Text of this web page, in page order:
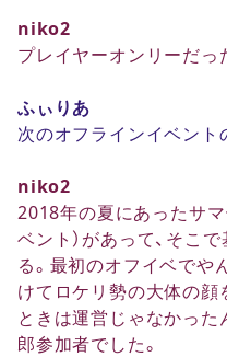
niko2
プレイヤーオンリーだっ
ふぃりあ
次のオフラインイベント
niko2
2018年の夏にあったサマ
ベント）があって、そこ
る。最初のオフイベでや
けてロケリ勢の大体の顔
ときは運営じゃなかった
郎参加者でした。